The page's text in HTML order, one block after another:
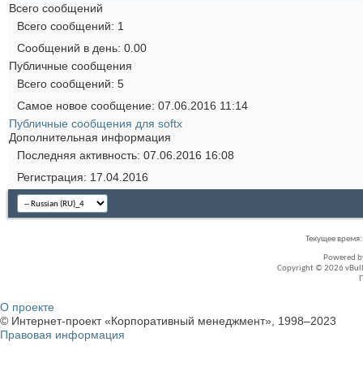
Всего сообщений
Всего сообщений
1
Сообщений в день 0.00
Публичные сообщения
Всего сообщений 5
Самое новое сообщение 07.06.2016 11:14
Публичные сообщения для softx
Дополнительная информация
Последняя активность 07.06.2016 16:08
Регистрация
17.04.2016
Текущее время:
Powered
Copyright © 2026
О проекте
© Интернет-проект «Корпоративный менеджмент», 1998–2023
Правовая информация